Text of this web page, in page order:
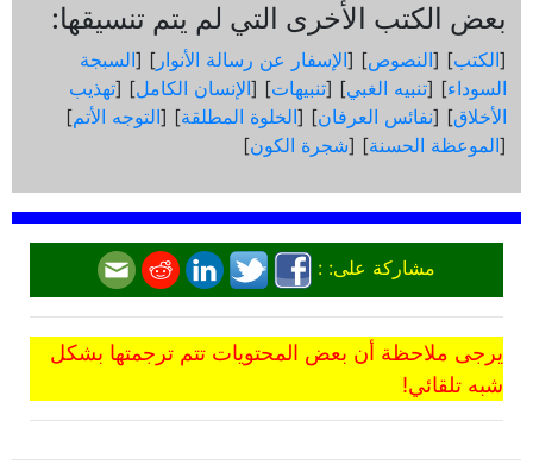
بعض الكتب الأخرى التي لم يتم تنسيقها:
[الكتب] [النصوص] [الإسفار عن رسالة الأنوار ] [السبجة
السوداء] [تنبيه الغبي] [تنبيهات] [الإنسان الكامل] [تهذيب
الأخلاق] [نفائس العرفان] [الخلوة المطلقة] [التوجه الأتم]
[الموعظة الحسنة] [شجرة الكون]
مشاركة على: :
يرجى ملاحظة أن بعض المحتويات تتم ترجمتها بشكل
شبه تلقائي!